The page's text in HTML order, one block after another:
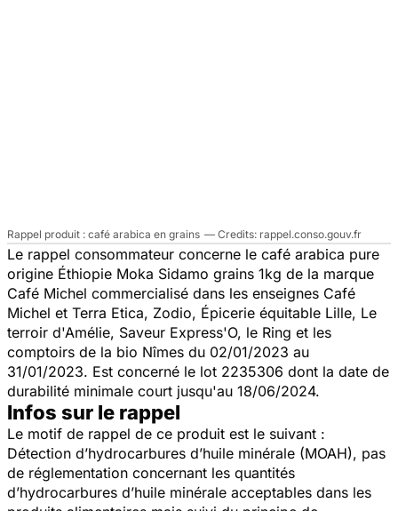
Rappel produit : café arabica en grains rappel.conso.gouv.fr
Le rappel consommateur concerne le café arabica pure
origine Éthiopie Moka Sidamo grains 1kg de la marque
Café Michel commercialisé dans les enseignes Café
Michel et Terra Etica, Zodio, Épicerie équitable Lille, Le
terroir d'Amélie, Saveur Express'O, le Ring et les
comptoirs de la bio Nîmes du 02/01/2023 au
31/01/2023. Est concerné le lot 2235306 dont la date de
durabilité minimale court jusqu'au 18/06/2024.
Infos sur le rappel
Le motif de rappel de ce produit est le suivant :
Détection d’hydrocarbures d’huile minérale (MOAH), pas
de réglementation concernant les quantités
d’hydrocarbures d’huile minérale acceptables dans les